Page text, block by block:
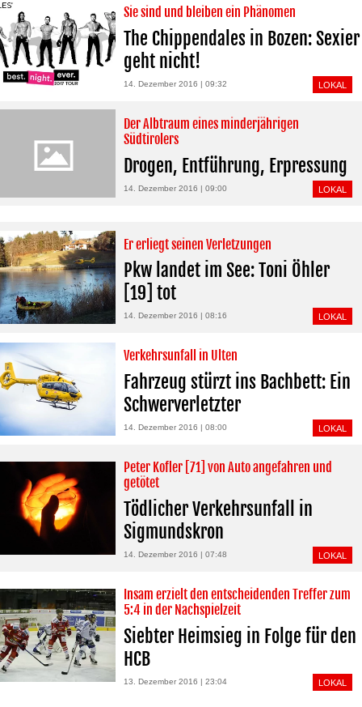
Sie sind und bleiben ein Phänomen
The Chippendales in Bozen: Sexier
geht nicht!
14. Dezember 2016 | 09:32 LOKAL
Der Albtraum eines minderjährigen
Südtirolers
Drogen, Entführung, Erpressung
14. Dezember 2016 | 09:00 LOKAL
Er erliegt seinen Verletzungen
Pkw landet im See: Toni Öhler
[19] tot
14. Dezember 2016 | 08:16 LOKAL
Verkehrsunfall in Ulten
Fahrzeug stürzt ins Bachbett: Ein
Schwerverletzter
14. Dezember 2016 | 08:00 LOKAL
Peter Kofler [71] von Auto angefahren und
getötet
Tödlicher Verkehrsunfall in
Sigmundskron
14. Dezember 2016 | 07:48 LOKAL
Insam erzielt den entscheidenden Treffer zum
5:4 in der Nachspielzeit
Siebter Heimsieg in Folge für den
HCB
13. Dezember 2016 | 23:04 LOKAL